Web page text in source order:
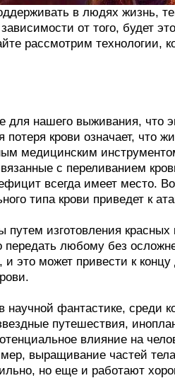
в людях жизнь,
от того, будет
рассмотрим технологии,
для нашего выживания, что
крови означает, что
медицинским
с переливанием
всегда имеет место.
типа крови приведет к
изготовления красных
передать любому без
это может привести к
научной фантастике, среди
путешествия,
влияние на
выращивание частей тела
но еще и работают